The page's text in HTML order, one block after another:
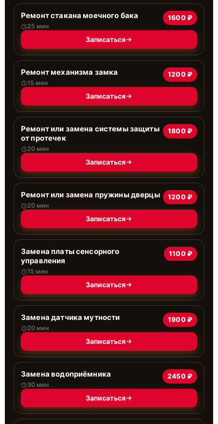
Ремонт стакана моечного бака
25 мин
1600 ₽
Записаться
Ремонт механизма замка
15 мин
1200 ₽
Записаться
Ремонт или замена системы защиты
от протечек
20 мин
1800 ₽
Записаться
Ремонт или замена пружины дверцы
20 мин
1200 ₽
Записаться
Замена платы сенсорного
управления
15 мин
1100 ₽
Записаться
Замена датчика мутности
20 мин
1900 ₽
Записаться
Замена водоприёмника
30 мин
2450 ₽
Записаться